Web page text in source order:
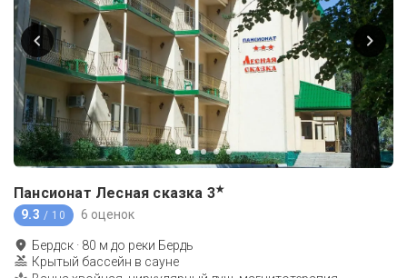
Пансионат Лесная сказка 3★
9.3 / 10 6 оценок
Бердск · 80 м до реки Бердь
Крытый бассейн в сауне